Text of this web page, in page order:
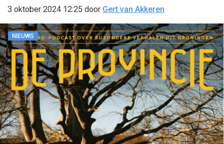
3 oktober 2024 12:25 door Gert van Akkeren
NIEUWS